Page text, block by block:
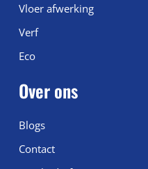
Vloer afwerking
Verf
Eco
Over ons
Blogs
Contact